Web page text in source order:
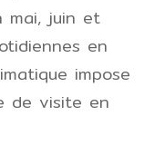
mai, juin et
en
impose
de visite en